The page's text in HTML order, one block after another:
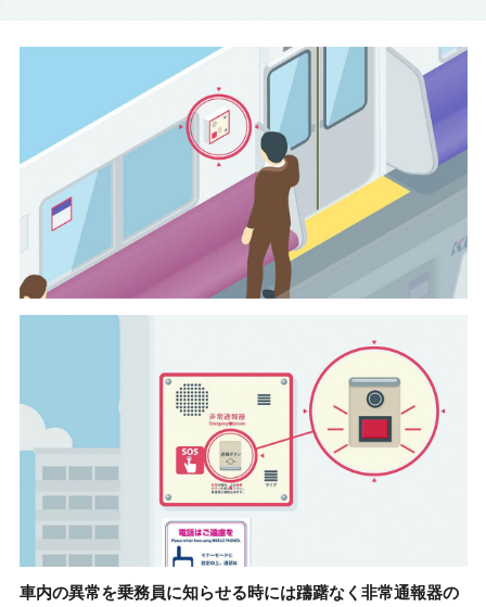
車内の異常を乗務員に知らせる時には躊躇なく 非常通報器の